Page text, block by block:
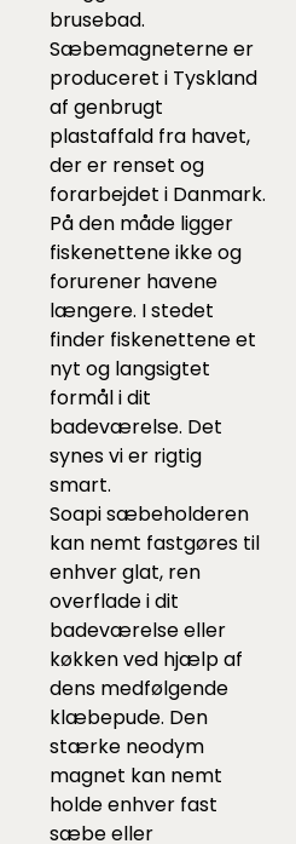
brusebad.
Sæbemagneterne er
produceret i Tyskland
af genbrugt
plastaffald fra havet,
der er renset og
forarbejdet i Danmark.
På den måde ligger
fiskenettene ikke og
forurener havene
længere. I stedet
finder fiskenettene et
nyt og langsigtet
formål i dit
badeværelse. Det
synes vi er rigtig
smart.
Soapi sæbeholderen
kan nemt fastgøres til
enhver glat, ren
overflade i dit
badeværelse eller
køkken ved hjælp af
dens medfølgende
klæbepude. Den
stærke neodym
magnet kan nemt
holde enhver fast
sæbe eller